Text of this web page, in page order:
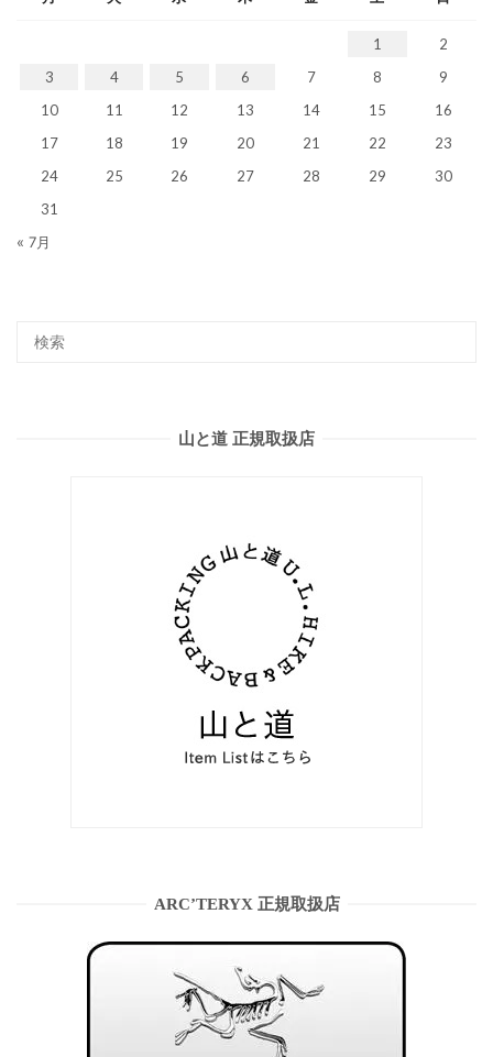
1
2
3
4 5 6 7 8
9
10
11 12 13 14 15
16
17
18 19 20 21 22
23
24
25 26 27 28 29
30
31
« 7月
山と道 正規取扱店
ARC’TERYX 正規取扱店